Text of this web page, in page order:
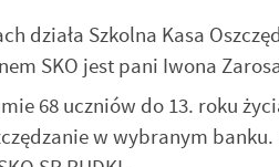
działa Szkolna Kasa
SKO jest pani Iwona
68 uczniów do 13. roku
w wybranym